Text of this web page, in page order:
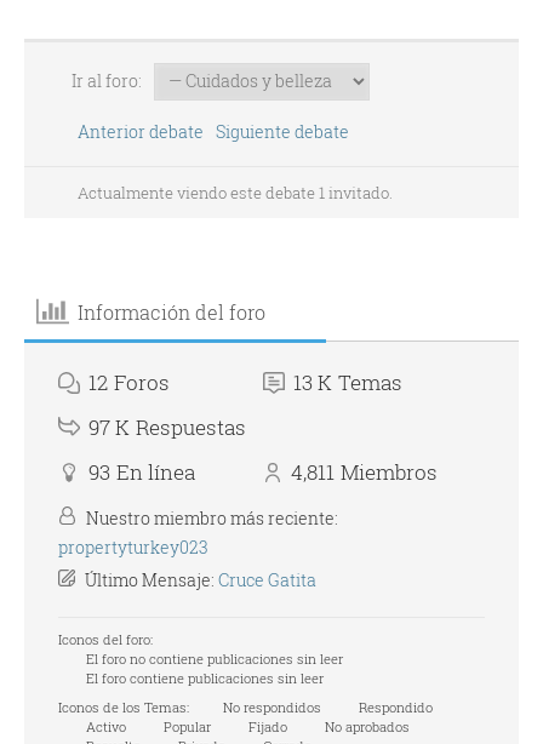
Ir al foro:
Anterior debate Siguiente debate
Actualmente viendo este debate 1 invitado.
Información del foro
12 Foros 13 K Temas
97 K Respuestas
93 En línea 4,811 Miembros
Nuestro miembro más reciente:
propertyturkey023
Último Mensaje: Cruce Gatita
Iconos del foro:
El foro no contiene publicaciones sin leer
El foro contiene publicaciones sin leer
Iconos de los Temas:
No respondidos
Respondido
Activo
Popular Fijado
No aprobados